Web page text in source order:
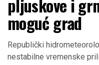
pljuskove i
moguć grad
Republički
nestabilne vremenske